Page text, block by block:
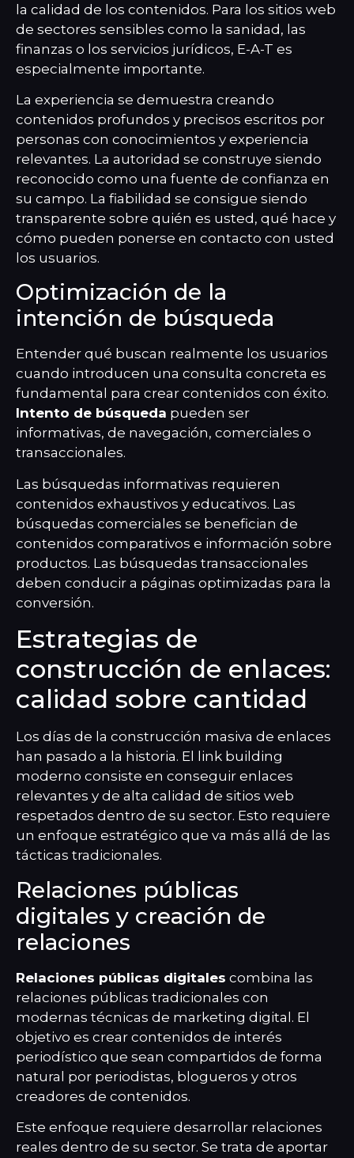
la calidad de los contenidos. Para los sitios web
de sectores sensibles como la sanidad, las
finanzas o los servicios jurídicos, E-A-T es
especialmente importante.
La experiencia se demuestra creando
contenidos profundos y precisos escritos por
personas con conocimientos y experiencia
relevantes. La autoridad se construye siendo
reconocido como una fuente de confianza en
su campo. La fiabilidad se consigue siendo
transparente sobre quién es usted, qué hace y
cómo pueden ponerse en contacto con usted
los usuarios.
Optimización de la
intención de búsqueda
Entender qué buscan realmente los usuarios
cuando introducen una consulta concreta es
fundamental para crear contenidos con éxito.
Intento de búsqueda pueden ser
informativas, de navegación, comerciales o
transaccionales.
Las búsquedas informativas requieren
contenidos exhaustivos y educativos. Las
búsquedas comerciales se benefician de
contenidos comparativos e información sobre
productos. Las búsquedas transaccionales
deben conducir a páginas optimizadas para la
conversión.
Estrategias de
construcción de enlaces:
calidad sobre cantidad
Los días de la construcción masiva de enlaces
han pasado a la historia. El link building
moderno consiste en conseguir enlaces
relevantes y de alta calidad de sitios web
respetados dentro de su sector. Esto requiere
un enfoque estratégico que va más allá de las
tácticas tradicionales.
Relaciones públicas
digitales y creación de
relaciones
Relaciones públicas digitales combina las
relaciones públicas tradicionales con
modernas técnicas de marketing digital. El
objetivo es crear contenidos de interés
periodístico que sean compartidos de forma
natural por periodistas, blogueros y otros
creadores de contenidos.
Este enfoque requiere desarrollar relaciones
reales dentro de su sector. Se trata de aportar